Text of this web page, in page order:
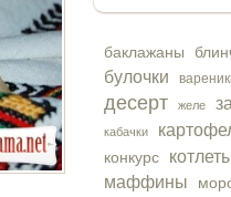
баклажаны
булочки
десерт желе
кабачки
конкурс
маффины